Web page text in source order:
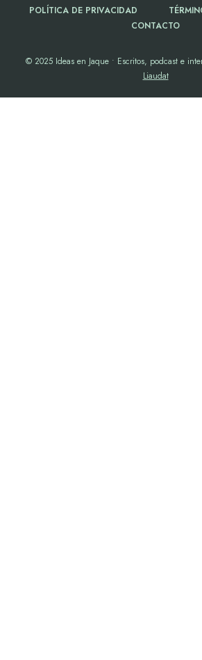
POLÍTICA DE PRIVACIDAD
CONTACTO
© 2025 Ideas en Jaque • Escritos, podcast e
Liaudat